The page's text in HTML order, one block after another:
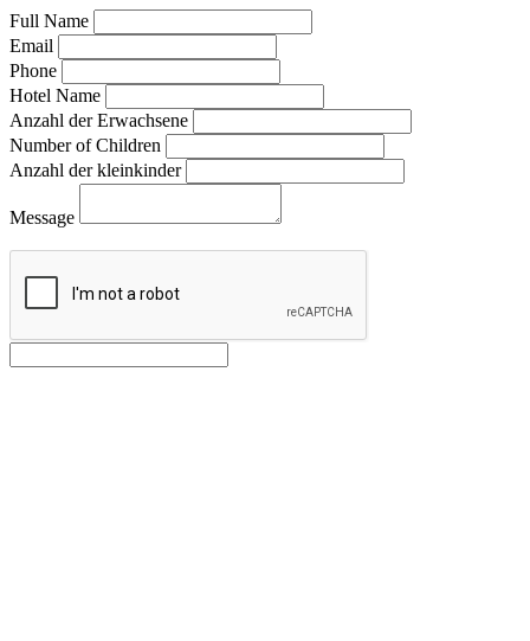
Full Name
Email
Phone
Hotel Name
Anzahl der Erwachsene
Number of Children
Anzahl der kleinkinder
Message